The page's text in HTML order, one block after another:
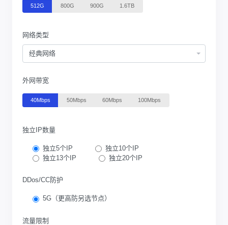
512G 800G 900G 1.6TB
网络类型
经典网络
外网带宽
40Mbps 50Mbps 60Mbps 100Mbps
独立IP数量
独立5个IP
独立10个IP
独立13个IP
独立20个IP
DDos/CC防护
5G（更高防另选节点）
流量限制